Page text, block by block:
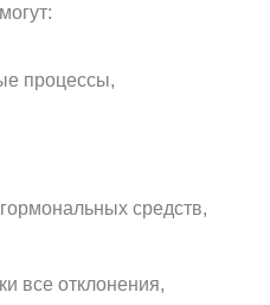
процессы,
средств,
все отклонения,